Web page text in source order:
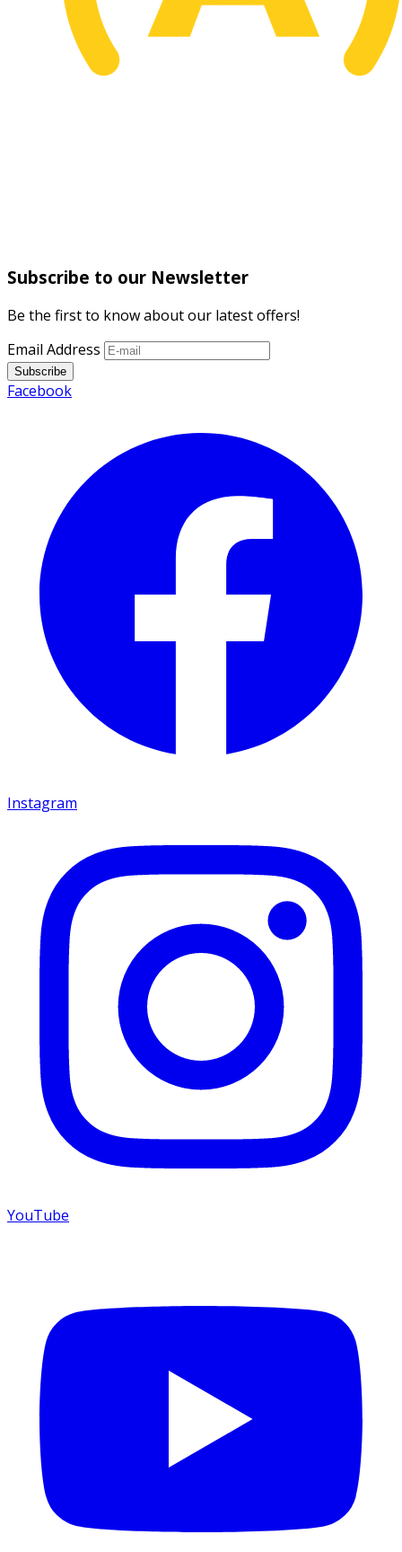
Subscribe to our Newsletter
Be the first to know about our latest offers!
Email Address
Subscribe
Facebook
Instagram
YouTube